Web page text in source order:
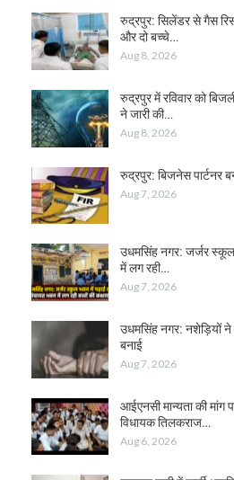
रुद्रपुर: सिलेंडर से गैस
और दो बच्चे…
Aug 8, 2026
रुद्रपुर में रविवार को
ने जारी की…
Aug 8, 2026
रुद्रपुर: बिजनेस पार्टनर
Aug 7, 2026
उधमसिंह नगर: जर्जर
में लग रही…
Aug 7, 2026
उधमसिंह नगर: नशेड़ियों ने
बनाई
Aug 7, 2026
आईएनसी मान्यता की मांग
विधायक तिलकराज…
Aug 6, 2026